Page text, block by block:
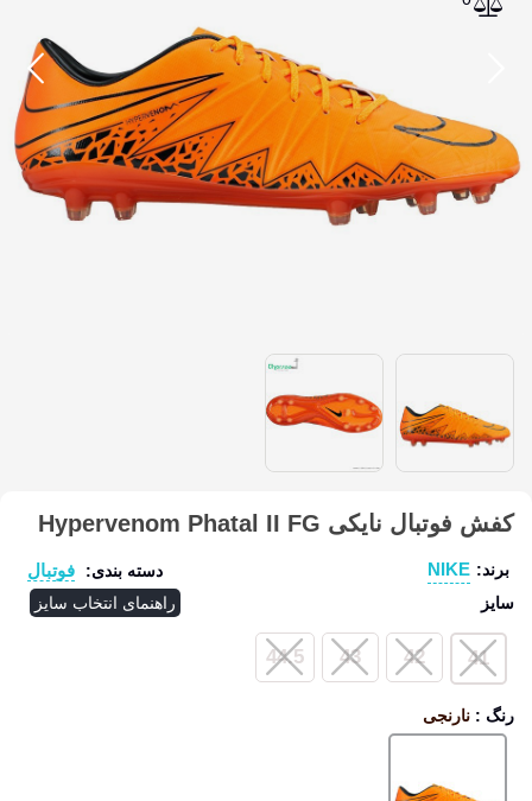
کفش فوتبال نایکی Hypervenom Phatal II FG
برند: NIKE دسته بندی: فوتبال
سایز راهنمای انتخاب سایز
41
42
43
44.5
رنگ : نارنجی